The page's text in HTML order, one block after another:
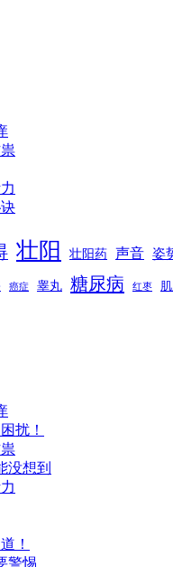
壮阳 壮阳药 声音 姿
癌症 睾丸 糖尿病 红枣
扰！
没想到
！
警惕